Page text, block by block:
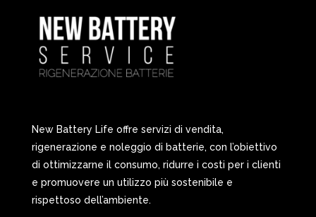
New Battery Life offre servizi di vendita,
rigenerazione e noleggio di batterie, con l’obiettivo
di ottimizzarne il consumo, ridurre i costi per i clienti
e promuovere un utilizzo più sostenibile e
rispettoso dell’ambiente.